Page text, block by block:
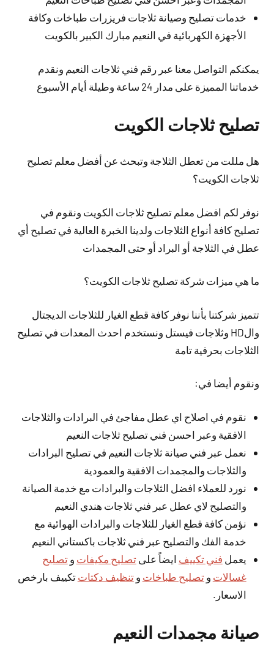
خدمات تصليح وصيانة ثلاجات فريزرات طباخات وكافة
الأجهزة الكهربائية في النعيم مبارك الكبير بالكويت
يمكنكم التواصل معنا عبر رقم فني ثلاجات النعيم ونقدم
خدماتنا المميزة على مدار 24 ساعة وطيلة أيام الأسبوع
تصليح ثلاجات الكويت
هل مللت من تعطل الثلاجة وتبحث عن أفضل معلم تصليح
ثلاجات الكويت؟
نوفر لكم افضل معلم تصليح ثلاجات الكويت ونقوم في
تصليح كافة أنواع الثلاجات ولدينا الخبرة العالية في تصليح أي
عطل في الثلاجة أو البراد أو حتى المجمدات
ما هي ميزات شركة تصليح ثلاجات الكويت؟
تتميز شركتنا بأننا نوفر كافة قطع الغيار للثلاجات الديجتال
والHD وثلاجات فيستل ونستخدم احدث المعدات في تصليح
الثلاجات بحرفية تامة
ونقوم أيضا في:
نقوم في اصلاح اي عطل مفاجئ في البرادات والثلاجات
الافقية وعبر احسن فني تصليح ثلاجات النعيم
نعمل عبر فني صيانة ثلاجات النعيم في تصليح البرادات
والثلاجات والمجمدات الافقية والعمودية
نورد للعملاء افضل الثلاجات والبرادات مع خدمة الصيانة
والتصليح لاي عطل عبر فني ثلاجات هندي النعيم
نؤمن كافة قطع الغيار للثلاجات والبرادات الهوائية مع
خدمة الفك والتصليح عبر فني ثلاجات باكستاني النعيم
يعمل فني تكييف ايضاً علىتصليح مكيفات وتصليح
غسالات وتصليح طباخات وتنظيف دكتات تكييف بارخص
الاسعار.
صيانة مجمدات النعيم